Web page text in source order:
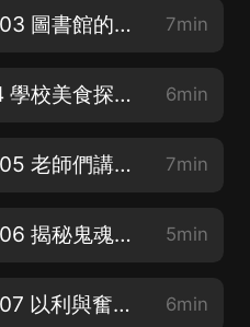
沐沐講校園故事86集 03 圖書館的惡作劇 7min
沐沐講校園故事86 04 學校美食探索之旅 6min
沐沐講校園故事86集 05 老師們講樂子 (1) 7min
沐沐講校園故事86集 06 揭秘鬼魂的真相 5min
沐沐講校園故事86集 07 以利與奮鬥的化學課 6min